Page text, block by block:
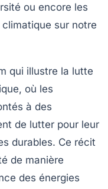
ou encore les
sur notre
qui illustre la lutte
où les
à des
de lutter pour leur
durables. Ce récit
de manière
des énergies